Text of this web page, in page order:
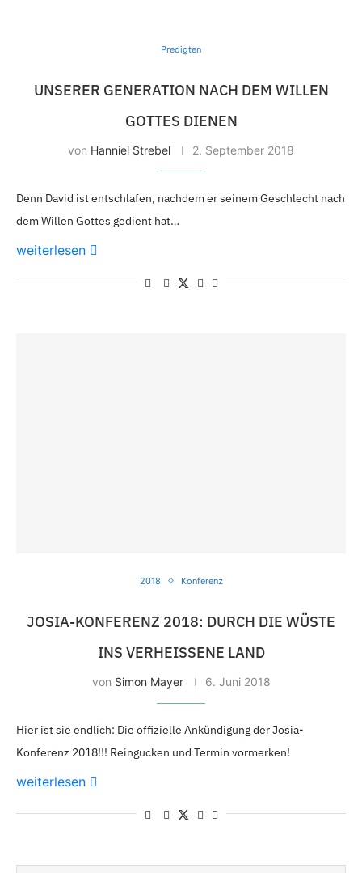
Predigten
UNSERER GENERATION NACH DEM WILLEN
GOTTES DIENEN
von Hanniel Strebel 2. September 2018
Denn David ist entschlafen, nachdem er seinem Geschlecht nach
dem Willen Gottes gedient hat…
weiterlesen
2018 Konferenz
JOSIA-KONFERENZ 2018: DURCH DIE WÜSTE
INS VERHEISSENE LAND
von Simon Mayer 6. Juni 2018
Hier ist sie endlich: Die offizielle Ankündigung der Josia-
Konferenz 2018!!! Reingucken und Termin vormerken!
weiterlesen